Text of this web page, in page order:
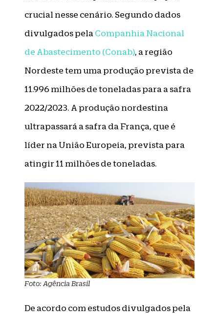
crucial nesse cenário. Segundo dados
divulgados pela Companhia Nacional
de Abastecimento (Conab), a região
Nordeste tem uma produção prevista de
11.996 milhões de toneladas para a safra
2022/2023. A produção nordestina
ultrapassará a safra da França, que é
líder na União Europeia, prevista para
atingir 11 milhões de toneladas.
Foto: Agência Brasil
De acordo com estudos divulgados pela